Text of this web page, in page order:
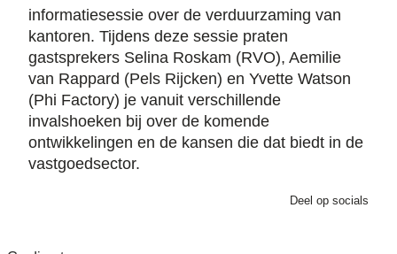
informatiesessie over de verduurzaming van
kantoren. Tijdens deze sessie praten
gastsprekers Selina Roskam (RVO), Aemilie
van Rappard (Pels Rijcken) en Yvette Watson
(Phi Factory) je vanuit verschillende
invalshoeken bij over de komende
ontwikkelingen en de kansen die dat biedt in de
vastgoedsector.
Deel op socials